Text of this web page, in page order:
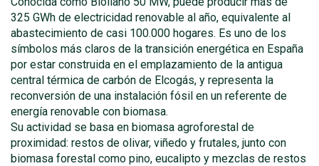
325 GWh de electricidad renovable al año, equivalente al
abastecimiento de casi 100.000 hogares. Es uno de los
símbolos más claros de la transición energética en España
por estar construida en el emplazamiento de la antigua
central térmica de carbón de Elcogás, y representa la
reconversión de una instalación fósil en un referente de
energía renovable con biomasa.
Su actividad se basa en biomasa agroforestal de
proximidad: restos de olivar, viñedo y frutales, junto con
biomasa forestal como pino, eucalipto y mezclas de restos